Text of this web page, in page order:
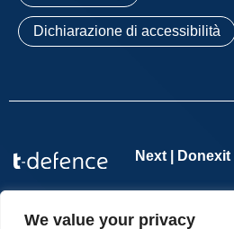
We value your privacy
Dichiarazione di accessibilità
Next |
socio unico – P.IVA 11065701002 –